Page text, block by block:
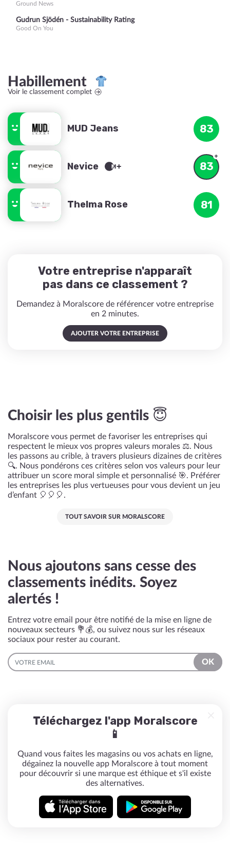
Ground News
Gudrun Sjödén - Sustainability Rating
Good On You
Habillement
Voir le classement complet
MUD Jeans 83
Nevice 83
Thelma Rose 81
Votre entreprise n'apparaît
pas dans ce classement ?
Demandez à Moralscore de référencer votre entreprise
en 2 minutes.
AJOUTER VOTRE ENTREPRISE
Choisir les plus gentils 😇
Moralscore vous permet de favoriser les entreprises qui
respectent le mieux vos propres valeurs morales ⚖️. Nous
les passons au crible, à travers plusieurs dizaines de critères
🔍. Nous pondérons ces critères selon vos valeurs pour leur
attribuer un score moral simple et personnalisé 🎯. Préférer
les entreprises les plus vertueuses pour vous devient un jeu
d’enfant 🎈🎈🎈.
TOUT SAVOIR SUR MORALSCORE
Nous ajoutons sans cesse des
classements inédits. Soyez
alertés !
Entrez votre email pour être notifié de la mise en ligne de
nouveaux secteurs 💐💰, ou suivez nous sur les réseaux
sociaux pour rester au courant.
EMAIL
OK
Téléchargez l'app Moralscore
📱
Quand vous faites les magasins ou vos achats en ligne,
dégainez la nouvelle app Moralscore à tout moment
pour découvrir si une marque est éthique et s'il existe
des alternatives.